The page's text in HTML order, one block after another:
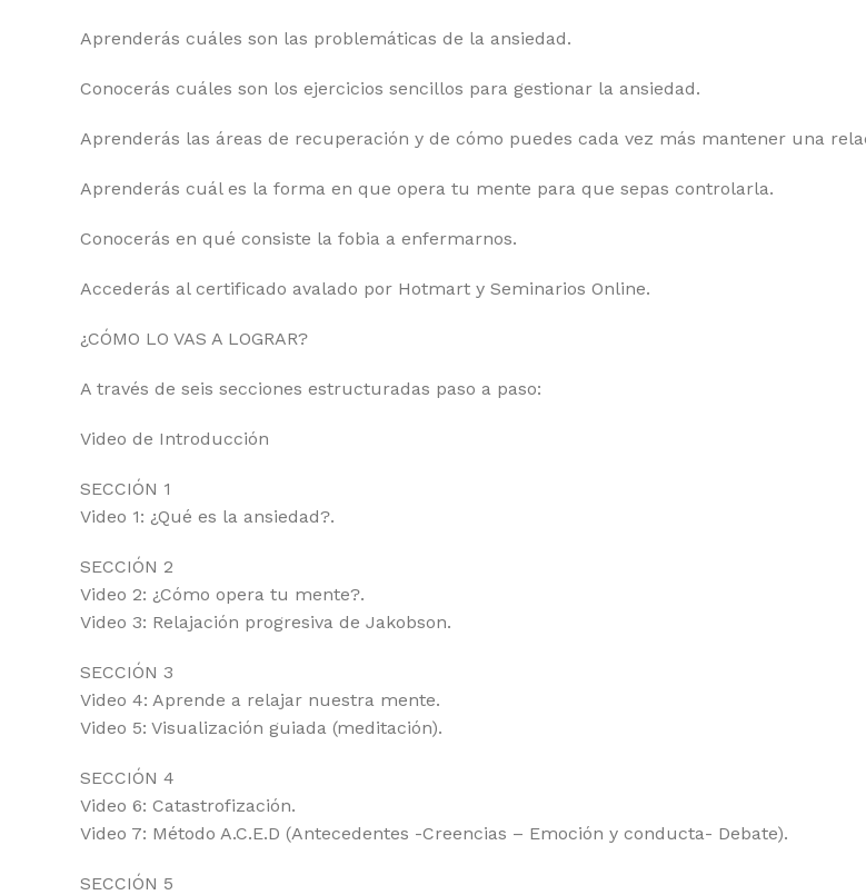
Aprenderás cuáles son las problemáticas de la ansiedad.
Conocerás cuáles son los ejercicios sencillos para gestionar la ansiedad.
Aprenderás las áreas de recuperación y de cómo puedes cada vez más mantener una
Aprenderás cuál es la forma en que opera tu mente para que sepas controlarla.
Conocerás en qué consiste la fobia a enfermarnos.
Accederás al certificado avalado por Hotmart y Seminarios Online.
¿CÓMO LO VAS A LOGRAR?
A través de seis secciones estructuradas paso a paso:
Video de Introducción
SECCIÓN 1
Video 1: ¿Qué es la ansiedad?.
SECCIÓN 2
Video 2: ¿Cómo opera tu mente?.
Video 3: Relajación progresiva de Jakobson.
SECCIÓN 3
Video 4: Aprende a relajar nuestra mente.
Video 5: Visualización guiada (meditación).
SECCIÓN 4
Video 6: Catastrofización.
Video 7: Método A.C.E.D (Antecedentes -Creencias – Emoción y conducta- Debate).
SECCIÓN 5